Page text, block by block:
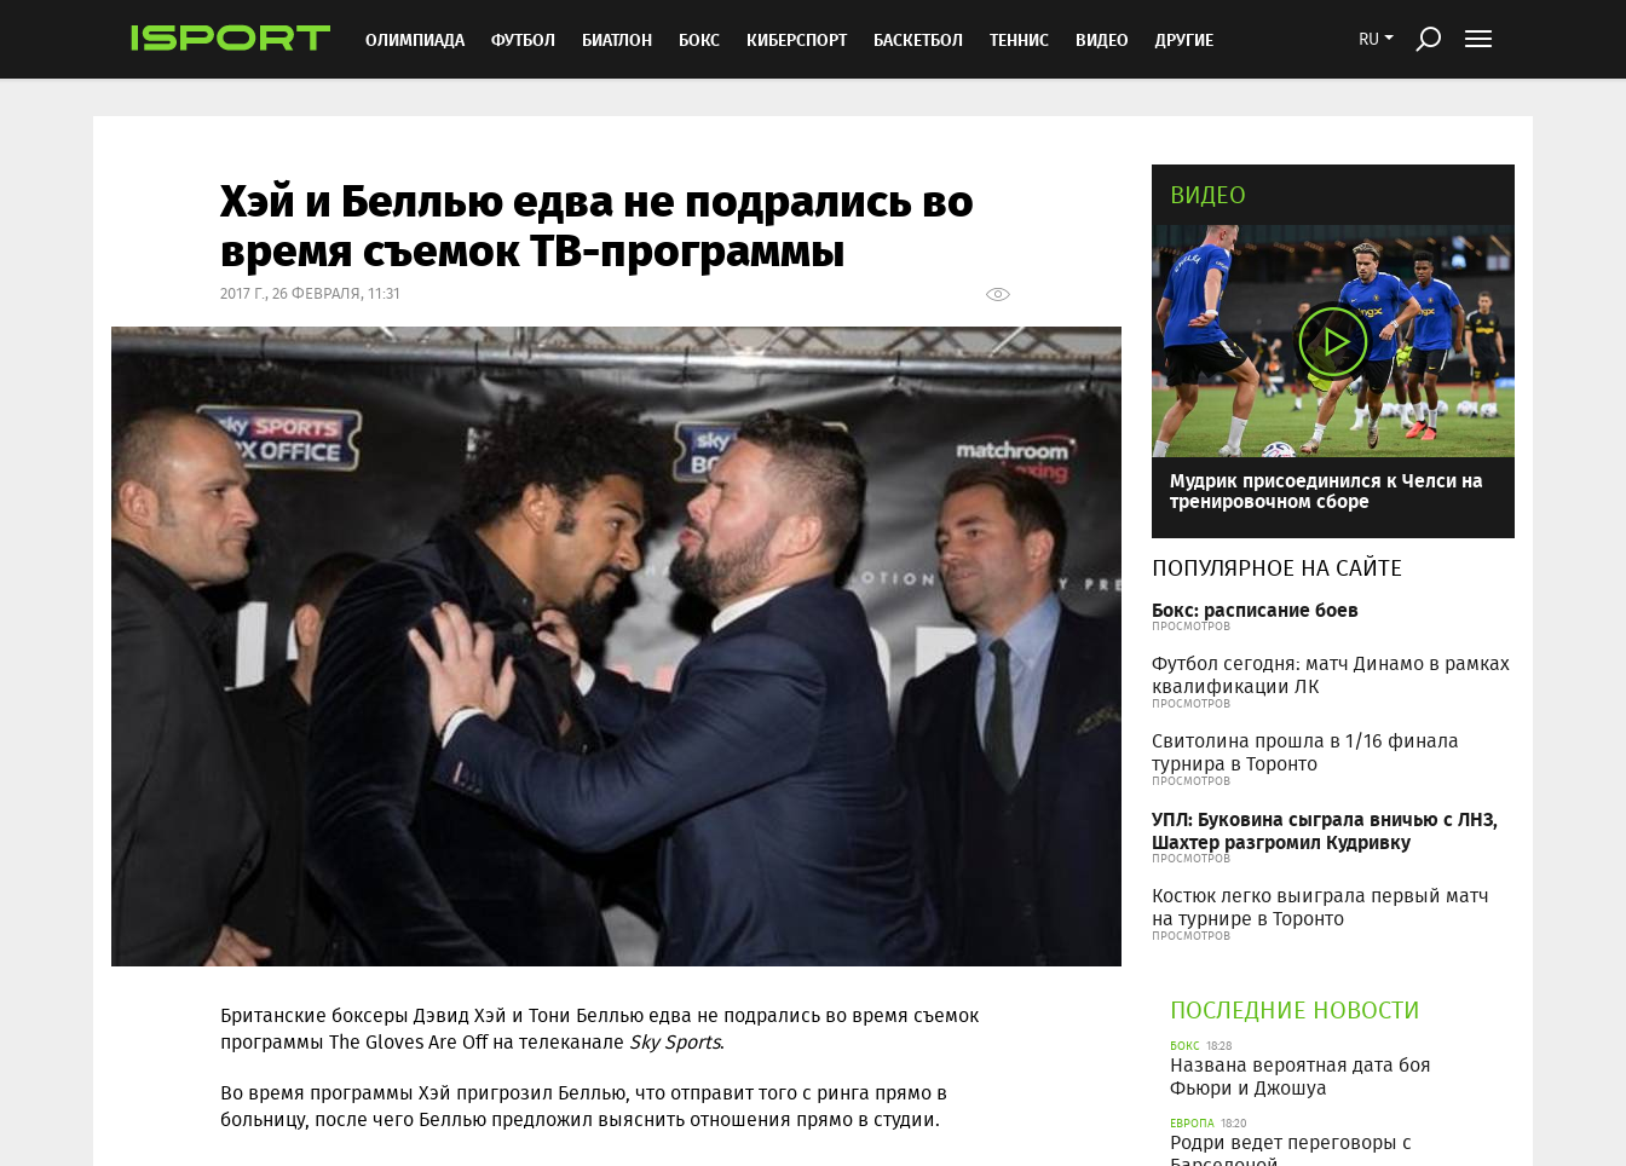
RU
ОЛИМПИАДА ФУТБОЛ БИАТЛОН БОКС КИБЕРСПОРТ БАСКЕТБОЛ ТЕННИС ВИДЕО ДРУГИЕ
Хэй и Беллью едва не подрались во
время съемок ТВ-программы
2017 Г., 26 ФЕВРАЛЯ, 11:31
Британские боксеры Дэвид Хэй и Тони Беллью едва не подрались во время съемок
программы The Gloves Are Off на телеканале Sky Sports.
Во время программы Хэй пригрозил Беллью, что отправит того с ринга прямо в
больницу, после чего Беллью предложил выяснить отношения прямо в студии.
ВИДЕО
Мудрик присоединился к Челси на
тренировочном сборе
ПОПУЛЯРНОЕ НА САЙТЕ
Бокс: расписание боев
ПРОСМОТРОВ
Футбол сегодня: матч Динамо в рамках
квалификации ЛК
ПРОСМОТРОВ
Свитолина прошла в 1/16 финала
турнира в Торонто
ПРОСМОТРОВ
УПЛ: Буковина сыграла вничью с ЛНЗ,
Шахтер разгромил Кудривку
ПРОСМОТРОВ
Костюк легко выиграла первый матч
на турнире в Торонто
ПРОСМОТРОВ
ПОСЛЕДНИЕ НОВОСТИ
БОКС 18:28
Названа вероятная дата боя
Фьюри и Джошуа
ЕВРОПА 18:20
Родри ведет переговоры с